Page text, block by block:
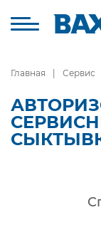
Главная Сервис